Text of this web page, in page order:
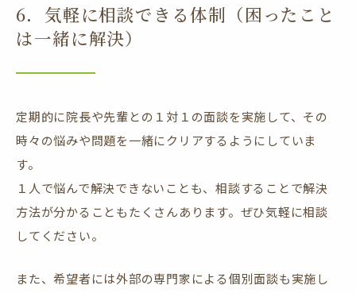
6．気軽に相談できる体制（困ったこと
は一緒に解決）
定期的に院長や先輩との１対１の面談を実施して、その
時々の悩みや問題を一緒にクリアするようにしていま
す。
１人で悩んで解決できないことも、相談することで解決
方法が分かることもたくさんあります。ぜひ気軽に相談
してください。
また、希望者には外部の専門家による個別面談も実施し